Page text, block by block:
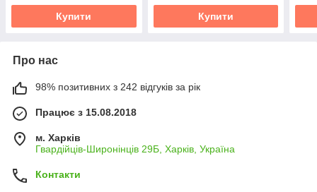
Купити Купити
Про нас
98% позитивних з 242 відгуків за рік
Працює з 15.08.2018
м. Харків
Гвардійців-Широнінців 29Б, Харків, Україна
Контакти